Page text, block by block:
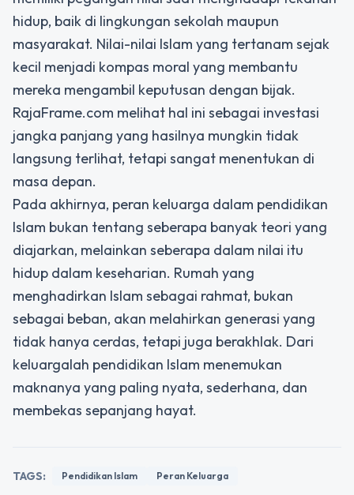
hidup, baik di lingkungan sekolah maupun
masyarakat. Nilai-nilai Islam yang tertanam sejak
kecil menjadi kompas moral yang membantu
mereka mengambil keputusan dengan bijak.
RajaFrame.com melihat hal ini sebagai investasi
jangka panjang yang hasilnya mungkin tidak
langsung terlihat, tetapi sangat menentukan di
masa depan.
Pada akhirnya, peran keluarga dalam pendidikan
Islam bukan tentang seberapa banyak teori yang
diajarkan, melainkan seberapa dalam nilai itu
hidup dalam keseharian. Rumah yang
menghadirkan Islam sebagai rahmat, bukan
sebagai beban, akan melahirkan generasi yang
tidak hanya cerdas, tetapi juga berakhlak. Dari
keluargalah pendidikan Islam menemukan
maknanya yang paling nyata, sederhana, dan
membekas sepanjang hayat.
TAGS: Pendidikan Islam Peran Keluarga